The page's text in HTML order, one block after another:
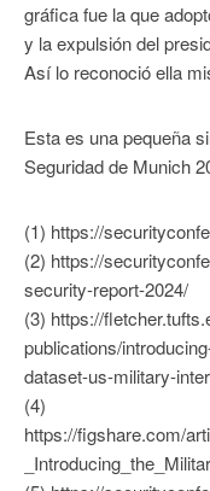
gráfica fue la que
y la expulsión del
Así lo reconoció ella
Esta es una pequeña
Seguridad de Munich
(1) https://
(2) https://
security-report-2024/
(3) https://
publications/
dataset-us-military-
(4)
https://figshare.com/